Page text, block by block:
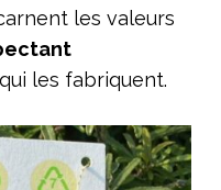
les valeurs
les fabriquent.